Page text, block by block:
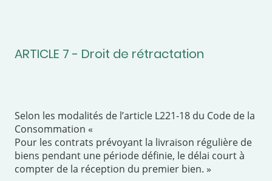
ARTICLE 7 - Droit de rétractation
Selon les modalités de l’article L221-18 du Code de la
Consommation «
Pour les contrats prévoyant la livraison régulière de
biens pendant une période définie, le délai court à
compter de la réception du premier bien. »